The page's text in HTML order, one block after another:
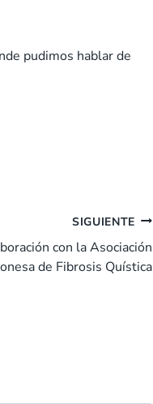
pudimos hablar de
SIGUIENTE
con la Asociación
de Fibrosis Quística